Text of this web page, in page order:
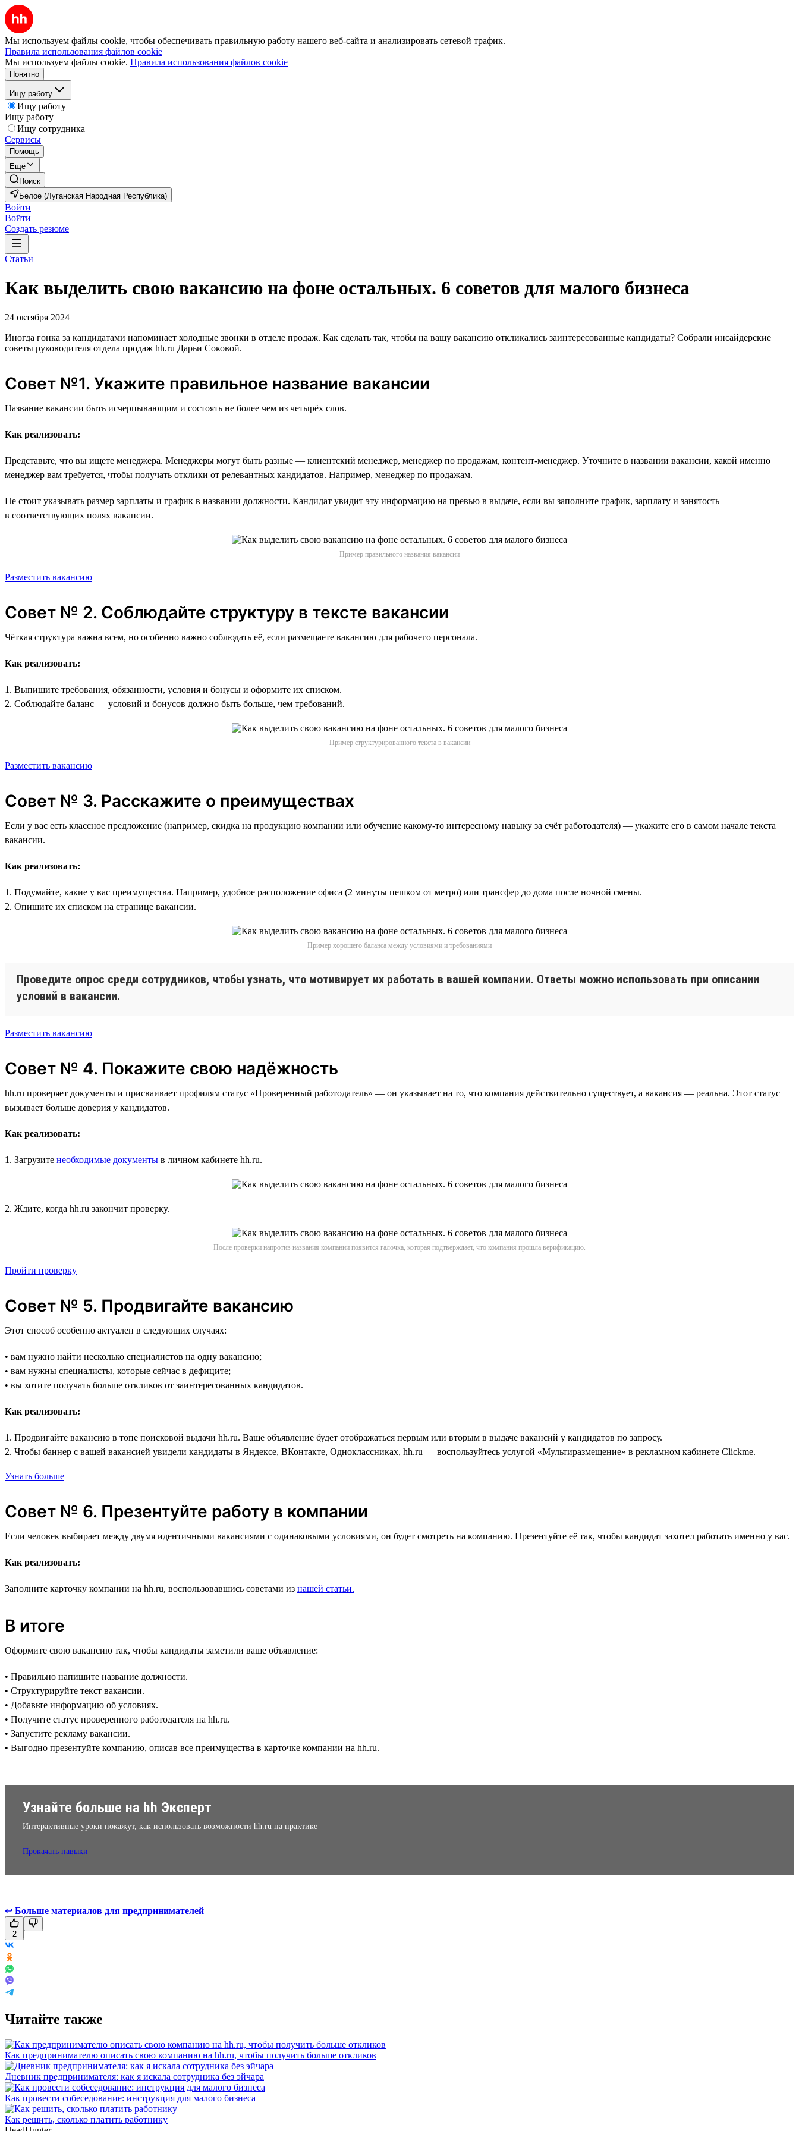
Мы используем файлы cookie, чтобы обеспечивать правильную работу нашего веб-сайта и анализировать сетевой трафик.
Правила использования файлов cookie
Мы используем файлы cookie. Правила использования файлов cookie
Понятно
Ищу работу
Ищу работу
Ищу работу
Ищу сотрудника
Сервисы
Помощь
Ещё
Поиск
Белое (Луганская Народная Республика)
Войти
Войти
Создать резюме
Статьи
Как выделить свою вакансию на фоне остальных. 6 советов для малого бизнеса
24 октября 2024
Иногда гонка за кандидатами напоминает холодные звонки в отделе продаж. Как сделать так, чтобы на вашу вакансию откликались заинтересованные кандидаты? Собрали инсайдерские
советы руководителя отдела продаж hh.ru Дарьи Соковой.
Совет №1. Укажите правильное название вакансии
Название вакансии быть исчерпывающим и состоять не более чем из четырёх слов.
Как реализовать:
Представьте, что вы ищете менеджера. Менеджеры могут быть разные — клиентский менеджер, менеджер по продажам, контент-менеджер. Уточните в названии вакансии, какой именно
менеджер вам требуется, чтобы получать отклики от релевантных кандидатов. Например, менеджер по продажам.
Не стоит указывать размер зарплаты и график в названии должности. Кандидат увидит эту информацию на превью в выдаче, если вы заполните график, зарплату и занятость
в соответствующих полях вакансии.
Пример правильного названия вакансии
Разместить вакансию
Совет № 2. Соблюдайте структуру в тексте вакансии
Чёткая структура важна всем, но особенно важно соблюдать её, если размещаете вакансию для рабочего персонала.
Как реализовать:
1. Выпишите требования, обязанности, условия и бонусы и оформите их списком.
2. Соблюдайте баланс — условий и бонусов должно быть больше, чем требований.
Пример структурированного текста в вакансии
Разместить вакансию
Совет № 3. Расскажите о преимуществах
Если у вас есть классное предложение (например, скидка на продукцию компании или обучение какому-то интересному навыку за счёт работодателя) — укажите его в самом начале текста
вакансии.
Как реализовать:
1. Подумайте, какие у вас преимущества. Например, удобное расположение офиса (2 минуты пешком от метро) или трансфер до дома после ночной смены.
2. Опишите их списком на странице вакансии.
Пример хорошего баланса между условиями и требованиями
Проведите опрос среди сотрудников, чтобы узнать, что мотивирует их работать в вашей компании. Ответы можно использовать при описании
условий в вакансии.
Разместить вакансию
Совет № 4. Покажите свою надёжность
hh.ru проверяет документы и присваивает профилям статус «Проверенный работодатель» — он указывает на то, что компания действительно существует, а вакансия — реальна. Этот статус
вызывает больше доверия у кандидатов.
Как реализовать:
1. Загрузите необходимые документы в личном кабинете hh.ru.
2. Ждите, когда hh.ru закончит проверку.
После проверки напротив названия компании появится галочка, которая подтверждает, что компания прошла верификацию.
Пройти проверку
Совет № 5. Продвигайте вакансию
Этот способ особенно актуален в следующих случаях:
• вам нужно найти несколько специалистов на одну вакансию;
• вам нужны специалисты, которые сейчас в дефиците;
• вы хотите получать больше откликов от заинтересованных кандидатов.
Как реализовать:
1. Продвигайте вакансию в топе поисковой выдачи hh.ru. Ваше объявление будет отображаться первым или вторым в выдаче вакансий у кандидатов по запросу.
2. Чтобы баннер с вашей вакансией увидели кандидаты в Яндексе, ВКонтакте, Одноклассниках, hh.ru — воспользуйтесь услугой «Мультиразмещение» в рекламном кабинете Clickme.
Узнать больше
Совет № 6. Презентуйте работу в компании
Если человек выбирает между двумя идентичными вакансиями с одинаковыми условиями, он будет смотреть на компанию. Презентуйте её так, чтобы кандидат захотел работать именно у вас.
Как реализовать:
Заполните карточку компании на hh.ru, воспользовавшись советами из нашей статьи.
В итоге
Оформите свою вакансию так, чтобы кандидаты заметили ваше объявление:
• Правильно напишите название должности.
• Структурируйте текст вакансии.
• Добавьте информацию об условиях.
• Получите статус проверенного работодателя на hh.ru.
• Запустите рекламу вакансии.
• Выгодно презентуйте компанию, описав все преимущества в карточке компании на hh.ru.
Узнайте больше на hh Эксперт
Интерактивные уроки покажут, как использовать возможности hh.ru на практике
Прокачать навыки
↩ Больше материалов для предпринимателей
2
Читайте также
Как предпринимателю описать свою компанию на hh.ru, чтобы получить больше откликов
Дневник предпринимателя: как я искала сотрудника без эйчара
Как провести собеседование: инструкция для малого бизнеса
Как решить, сколько платить работнику